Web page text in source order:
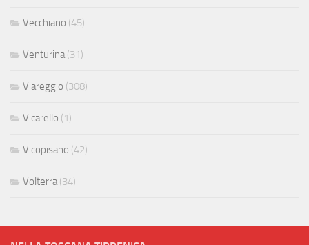
Vecchiano (45)
Venturina (31)
Viareggio (308)
Vicarello (1)
Vicopisano (42)
Volterra (34)